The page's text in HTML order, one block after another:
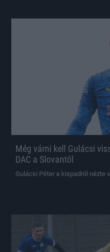
Még várni kell Gulácsi
DAC a Slovantól
Gulácsi Péter a kispadról nézte